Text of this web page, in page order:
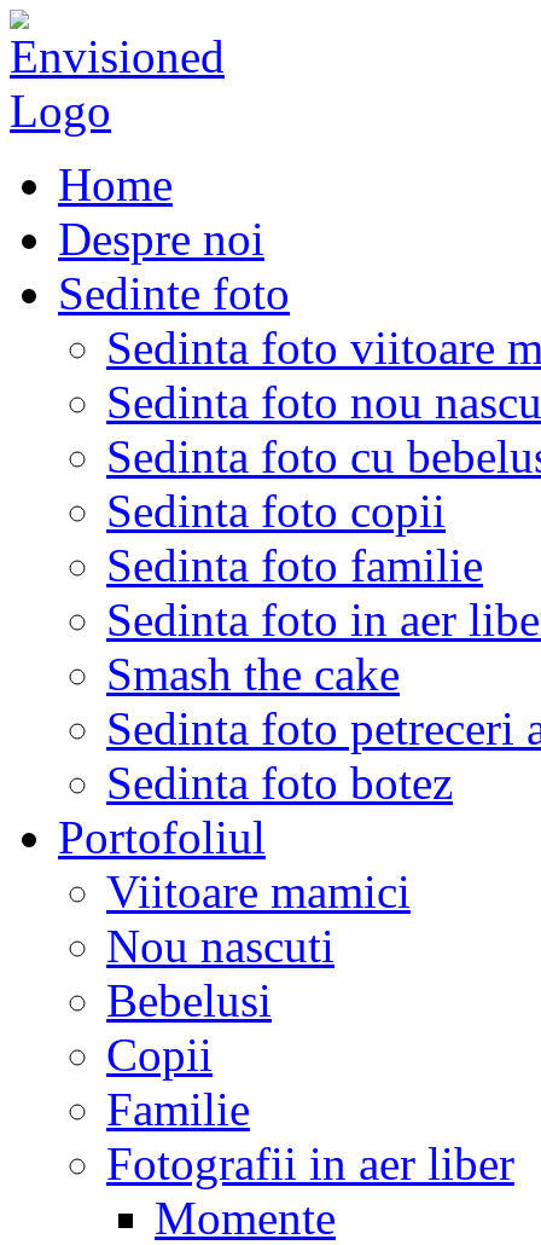
Home
Despre noi
Sedinte foto
Sedinta foto viitoare
Sedinta foto nou
Sedinta foto cu
Sedinta foto copii
Sedinta foto familie
Sedinta foto in aer
Smash the cake
Sedinta foto petreceri
Sedinta foto botez
Portofoliul
Viitoare mamici
Nou nascuti
Bebelusi
Copii
Familie
Fotografii in aer liber
Momente